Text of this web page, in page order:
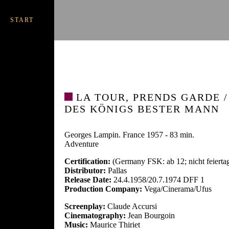
START
LA TOUR, PRENDS GARDE /
DES KÖNIGS BESTER MANN
Georges Lampin. France 1957 - 83 min.
Adventure
Certification: (Germany FSK: ab 12; nicht
Distributor: Pallas
Release Date: 24.4.1958/20.7.1974 DFF 1
Production Company: Vega/Cinerama/Ufus
Screenplay: Claude Accursi
Cinematography: Jean Bourgoin
Music: Maurice Thiriet